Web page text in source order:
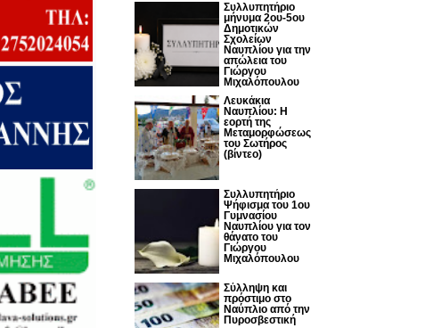
Συλλυπητήριο
μήνυμα 2ου-5ου
Δημοτικών
Σχολείων
Ναυπλίου για την
απώλεια του
Γιώργου
Μιχαλόπουλου
Λευκάκια
Ναυπλίου: Η
εορτή της
Μεταμορφώσεως
του Σωτήρος
(βίντεο)
Συλλυπητήριο
Ψήφισμα του 1ου
Γυμνασίου
Ναυπλίου για τον
θάνατο του
Γιώργου
Μιχαλόπουλου
Σύλληψη και
πρόστιμο στο
Ναύπλιο από την
Πυροσβεστική